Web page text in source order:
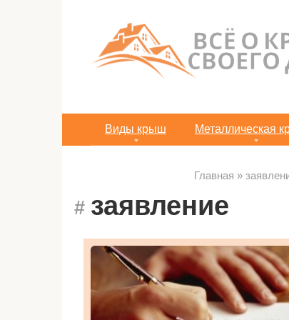
Виды крыш Металлическая
Главная »
заявление